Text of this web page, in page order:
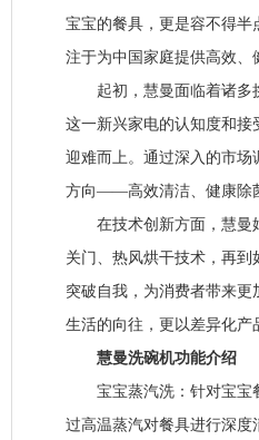
宝宝的餐具，更是容不得
注于为中国家庭提供高效、
起初，慧曼面临着诸多挑
这一新兴家电的认知度和
迎难而上。通过深入的市
方向——高效清洁、健康除
在技术创新方面，慧曼始
关门、热风烘干技术，再
突破自我，为消费者带来
生活的向往，更以差异化
慧曼洗碗机功能介绍
宝宝蒸汽洗：针对宝宝餐
过高温蒸汽对餐具进行深